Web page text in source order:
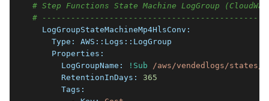
# Step Functions State Machine LogGroup
#
  LogGroupStateMachineMp4HlsConv:
    Type:
AWS::Logs::LogGroup
    Properties:
      LogGroupName:
!Sub
/aws/vendedlogs/states/
      RetentionInDays:
365
      Tags: